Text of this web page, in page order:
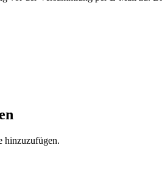
hinzuzufügen.